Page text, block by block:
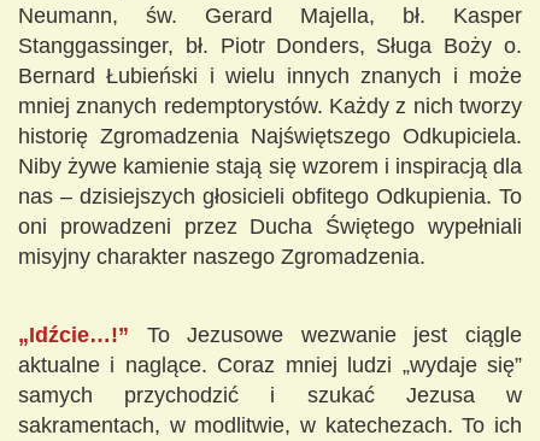
Neumann, św. Gerard Majella, bł. Kasper
Stanggassinger, bł. Piotr Donders, Sługa Boży o.
Bernard Łubieński i wielu innych znanych i może
mniej znanych redemptorystów. Każdy z nich tworzy
historię Zgromadzenia Najświętszego Odkupiciela.
Niby żywe kamienie stają się wzorem i inspiracją dla
nas – dzisiejszych głosicieli obfitego Odkupienia. To
oni prowadzeni przez Ducha Świętego wypełniali
misyjny charakter naszego Zgromadzenia.
„Idźcie…!” To Jezusowe wezwanie jest ciągle
aktualne i naglące. Coraz mniej ludzi „wydaje się”
samych przychodzić i szukać Jezusa w
sakramentach, w modlitwie, w katechezach. To ich